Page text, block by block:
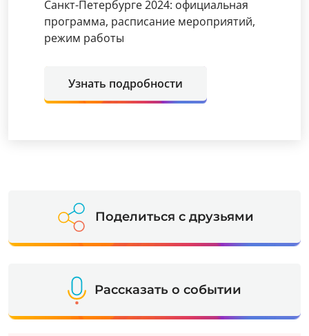
Санкт-Петербурге 2024: официальная
программа, расписание мероприятий,
режим работы
Узнать подробности
Поделиться с друзьями
Рассказать о событии